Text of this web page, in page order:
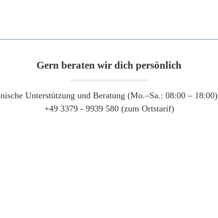
Gern beraten wir dich persönlich
Unterstützung und Beratung (Mo.–Sa.: 08:00 –
+49 3379 - 9939 580 (zum Ortstarif)